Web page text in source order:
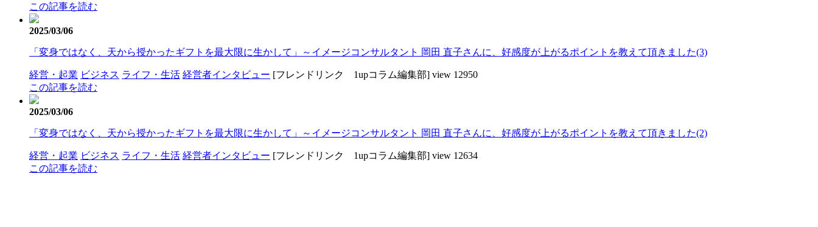
この記事を読む
2025/03/06
「変身ではなく、天から授かったギフトを最大限に生かして」～イメージコンサルタント 岡田 直子さんに、好感度が上がるポイントを教えて頂きました(3)
経営・起業 ビジネス ライフ・生活 経営者インタビュー [フレンドリンク 1upコラム編集部] view 12950
この記事を読む
2025/03/06
「変身ではなく、天から授かったギフトを最大限に生かして」～イメージコンサルタント 岡田 直子さんに、好感度が上がるポイントを教えて頂きました(2)
経営・起業 ビジネス ライフ・生活 経営者インタビュー [フレンドリンク 1upコラム編集部] view 12634
この記事を読む